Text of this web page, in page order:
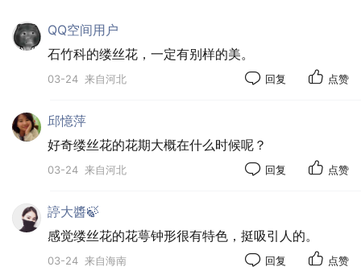
QQ空间用户
石竹科的缕丝花，一定有别样的美。
03-24 来自河北 回复 点赞
邱憶萍
好奇缕丝花的花期大概在什么时候呢？
03-24 来自河北 回复 点赞
諪大醬🍃
感觉缕丝花的花萼钟形很有特色，挺吸引人的。
03-24 来自海南 回复 点赞